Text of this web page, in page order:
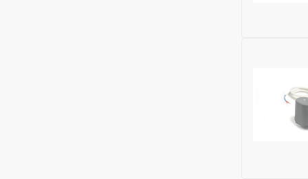
Модель: